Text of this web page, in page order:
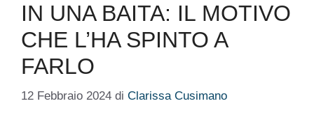
IN UNA BAITA: IL MOTIVO
CHE L’HA SPINTO A
FARLO
12 Febbraio 2024 di Clarissa Cusimano